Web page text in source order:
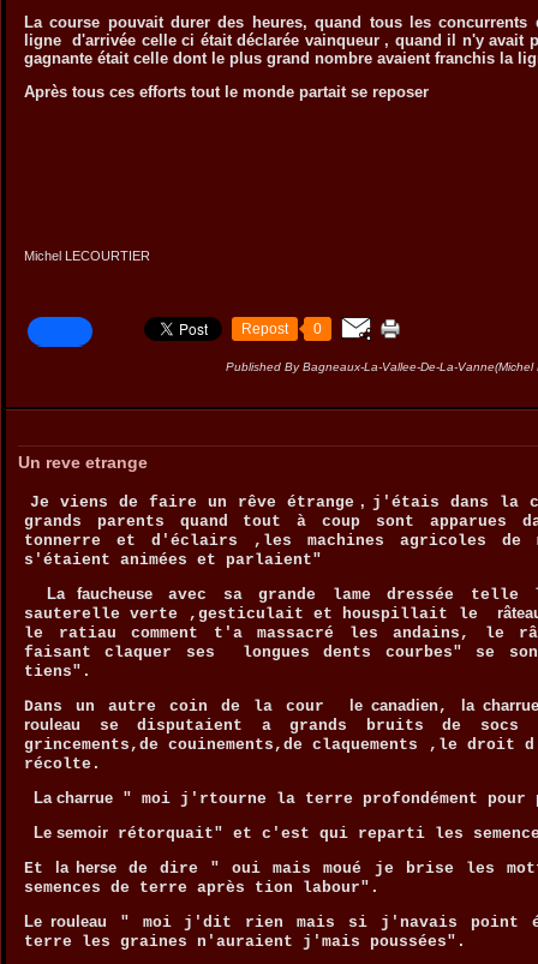
La course pouvait durer des heures, quand tous les concurrents
ligne d'arrivée celle ci était déclarée vainqueur , quand il n'y avait
gagnante était celle dont le plus grand nombre avaient franchis la
Après tous ces efforts tout le monde partait se reposer
Michel LECOURTIER
Repost 0
Published By Bagneaux-La-Vallee-De-La-Vanne(Michel
Un reve etrange
Je viens de faire un rêve étrange , j'étais dans la
grands parents quand tout à coup sont apparues
tonnerre et d'éclairs ,les machines agricoles de
s'étaient animées et parlaient"
La faucheuseavec sa grande lame dressée telle
sauterelle verte ,gesticulait et houspillait le
le ratiau comment t'a massacré les andains, le
faisant claquer ses longues dents courbes" se
tiens".
Dans un autre coin de la cour
le canadien,
la
rouleau se disputaient a grands bruits de
grincements,de couinements,de claquements ,le
récolte.
La charrue " moi j'rtourne la terre profondément
Le semoir rétorquait" et c'est qui reparti les
Et
la herse de dire " oui mais moué je brise les
semences de terre après tion labour".
Le rouleau " moi j'dit rien mais si j'navais point
terre les graines n'auraient j'mais poussées".